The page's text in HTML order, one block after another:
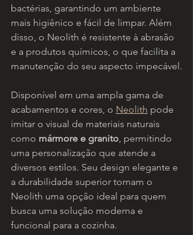
bactérias, garantindo um ambiente
mais higiênico e fácil de limpar. Além
disso, o Neolith é resistente à abrasão
e a produtos químicos, o que facilita a
manutenção do seu aspecto impecável.
Disponível em uma ampla gama de
acabamentos e cores, o Neolith pode
imitar o visual de materiais naturais
como mármore e granito, permitindo
uma personalização que atende a
diversos estilos. Seu design elegante e
a durabilidade superior tornam o
Neolith uma opção ideal para quem
busca uma solução moderna e
funcional para a cozinha.